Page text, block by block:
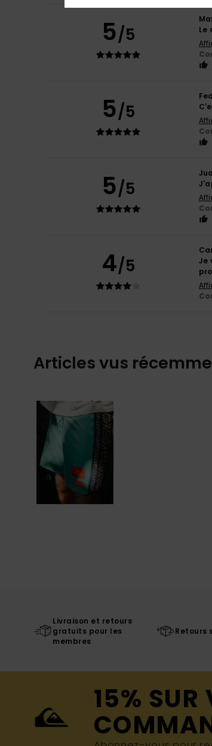
5/5
Le
5/5
5/5
4/5
Je
Articles vus
Livraison et retours
gratuits pour les
membres
Retours
15% SUR